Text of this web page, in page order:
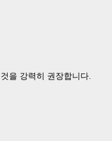
을 강력히 권장합니다.